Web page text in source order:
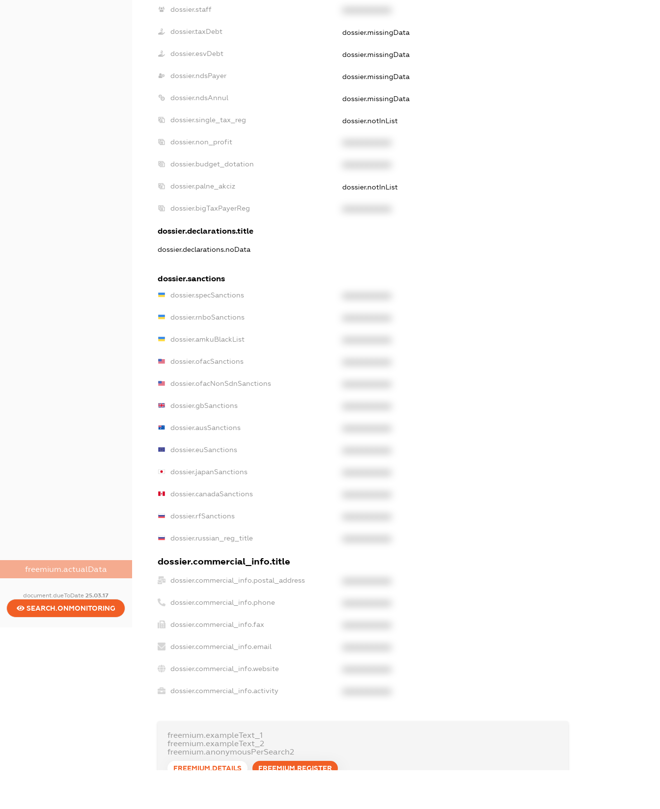
freemium.actualData
document.dueToDate25.03.17
SEARCH.ONMONITORING
dossier.staff
dossier.taxDebt dossier.missingData
dossier.esvDebt dossier.missingData
dossier.ndsPayer dossier.missingData
dossier.ndsAnnul dossier.missingData
dossier.single_tax_reg dossier.notInList
dossier.non_profit
dossier.budget_dotation
dossier.palne_akciz dossier.notInList
dossier.bigTaxPayerReg
dossier.declarations.title
dossier.declarations.noData
dossier.sanctions
dossier.specSanctions
dossier.rnboSanctions
dossier.amkuBlackList
dossier.ofacSanctions
dossier.ofacNonSdnSanctions
dossier.gbSanctions
dossier.ausSanctions
dossier.euSanctions
dossier.japanSanctions
dossier.canadaSanctions
dossier.rfSanctions
dossier.russian_reg_title
dossier.commercial_info.title
dossier.commercial_info.postal_address
dossier.commercial_info.phone
dossier.commercial_info.fax
dossier.commercial_info.email
dossier.commercial_info.website
dossier.commercial_info.activity
freemium.exampleText_1
freemium.exampleText_2
freemium.anonymousPerSearch2
FREEMIUM.DETAILS FREEMIUM.REGISTER